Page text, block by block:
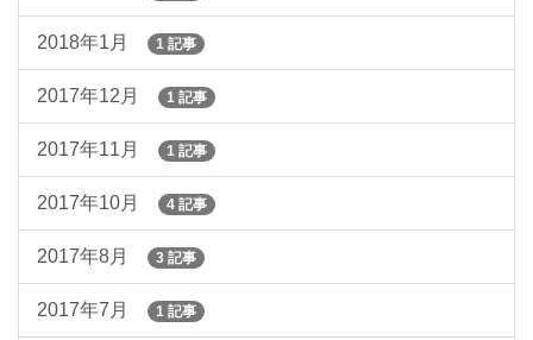
2018年1月 1 記事
2017年12月 1 記事
2017年11月 1 記事
2017年10月 4 記事
2017年8月 3 記事
2017年7月 1 記事